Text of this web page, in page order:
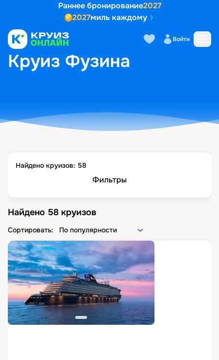
Раннее бронирование2027
2027миль каждому
Войти
ГЛАВНАЯ • ПОПУЛЯРНЫЕ НАПРАВЛЕНИЯ КРУИЗ ФУЗИНА
Круиз Фузина
Найдено круизов: 58
Фильтры
Найдено 58 круизов
Сортировать: По популярности